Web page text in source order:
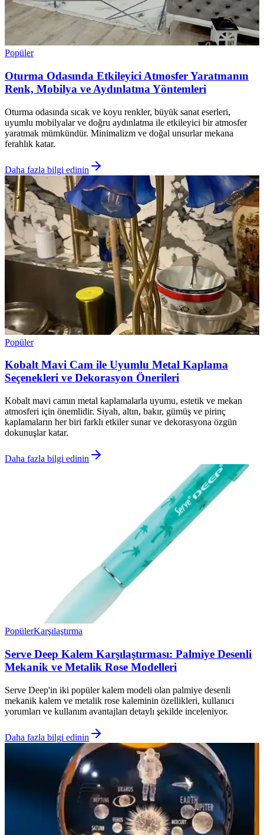
Popüler
Oturma Odasında Etkileyici Atmosfer Yaratmanın
Renk, Mobilya ve Aydınlatma Yöntemleri
Oturma odasında sıcak ve koyu renkler, büyük sanat eserleri,
uyumlu mobilyalar ve doğru aydınlatma ile etkileyici bir atmosfer
yaratmak mümkündür. Minimalizm ve doğal unsurlar mekana
ferahlık katar.
Daha fazla bilgi edinin
Popüler
Kobalt Mavi Cam ile Uyumlu Metal Kaplama
Seçenekleri ve Dekorasyon Önerileri
Kobalt mavi camın metal kaplamalarla uyumu, estetik ve mekan
atmosferi için önemlidir. Siyah, altın, bakır, gümüş ve pirinç
kaplamaların her biri farklı etkiler sunar ve dekorasyona özgün
dokunuşlar katar.
Daha fazla bilgi edinin
PopülerKarşılaştırma
Serve Deep Kalem Karşılaştırması: Palmiye Desenli
Mekanik ve Metalik Rose Modelleri
Serve Deep'in iki popüler kalem modeli olan palmiye desenli
mekanik kalem ve metalik rose kaleminin özellikleri, kullanıcı
yorumları ve kullanım avantajları detaylı şekilde inceleniyor.
Daha fazla bilgi edinin